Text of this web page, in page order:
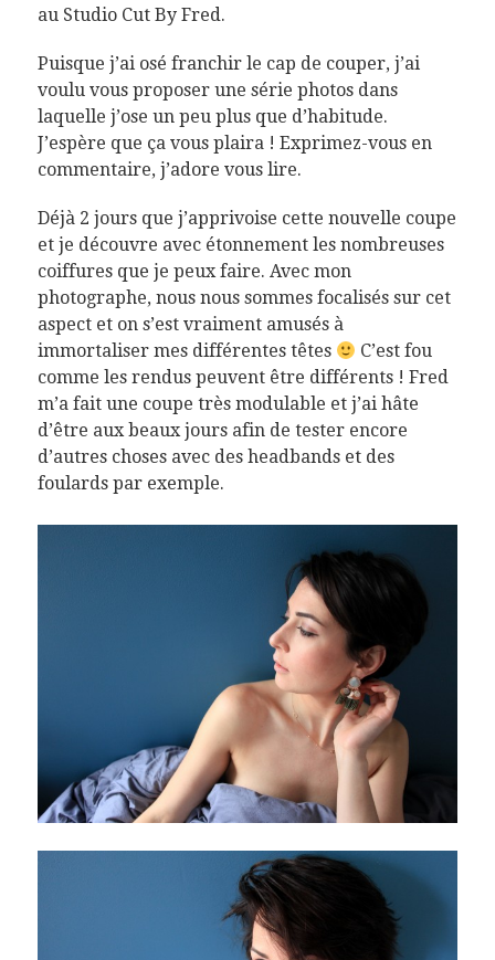
au Studio Cut By Fred.
Puisque j’ai osé franchir le cap de couper, j’ai
voulu vous proposer une série photos dans
laquelle j’ose un peu plus que d’habitude.
J’espère que ça vous plaira ! Exprimez-vous en
commentaire, j’adore vous lire.
Déjà 2 jours que j’apprivoise cette nouvelle coupe
et je découvre avec étonnement les nombreuses
coiffures que je peux faire. Avec mon
photographe, nous nous sommes focalisés sur cet
aspect et on s’est vraiment amusés à
immortaliser mes différentes têtes
C’est fou
comme les rendus peuvent être différents ! Fred
m’a fait une coupe très modulable et j’ai hâte
d’être aux beaux jours afin de tester encore
d’autres choses avec des headbands et des
foulards par exemple.